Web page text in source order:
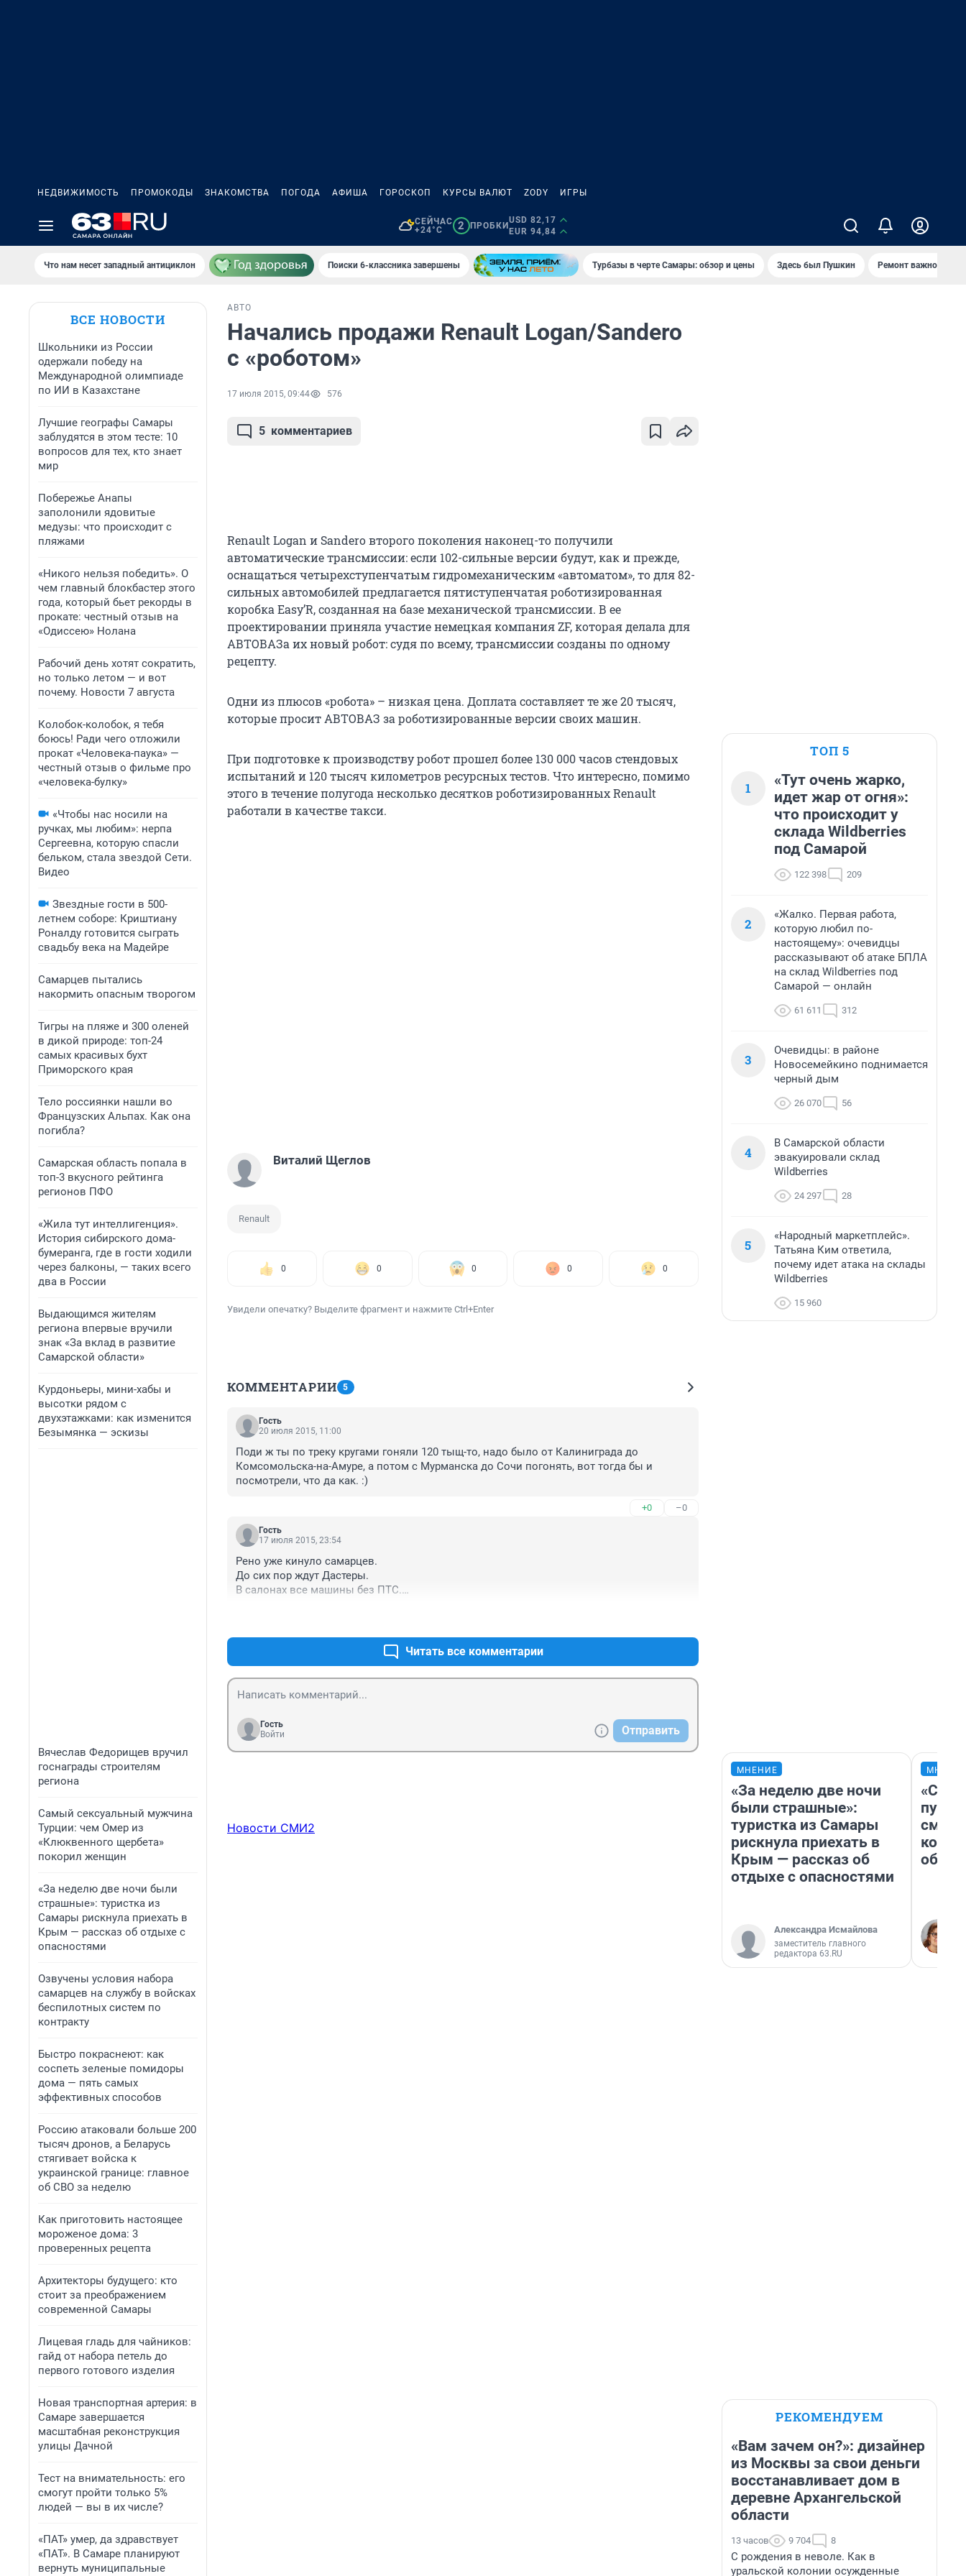
НЕДВИЖИМОСТЬ ПРОМОКОДЫ ЗНАКОМСТВА ПОГОДА АФИША ГОРОСКОП КУРСЫ ВАЛЮТ ZODY ИГРЫ
СЕЙЧАС
+24°C
2 ПРОБКИ
USD 82,17
EUR 94,84
Что нам несет западный антициклон Поиски 6-классника завершены Турбазы в черте Самары: обзор и цены Здесь был Пушкин Ремонт важного
ВСЕ НОВОСТИ
Школьники из России
одержали победу на
Международной олимпиаде
по ИИ в Казахстане
Лучшие географы Самары
заблудятся в этом тесте: 10
вопросов для тех, кто знает
мир
Побережье Анапы
заполонили ядовитые
медузы: что происходит с
пляжами
«Никого нельзя победить». О
чем главный блокбастер этого
года, который бьет рекорды в
прокате: честный отзыв на
«Одиссею» Нолана
Рабочий день хотят сократить,
но только летом — и вот
почему. Новости 7 августа
Колобок-колобок, я тебя
боюсь! Ради чего отложили
прокат «Человека-паука» —
честный отзыв о фильме про
«человека-булку»
«Чтобы нас носили на
ручках, мы любим»: нерпа
Сергеевна, которую спасли
бельком, стала звездой Сети.
Видео
Звездные гости в 500-
летнем соборе: Криштиану
Роналду готовится сыграть
свадьбу века на Мадейре
Самарцев пытались
накормить опасным творогом
Тигры на пляже и 300 оленей
в дикой природе: топ-24
самых красивых бухт
Приморского края
Тело россиянки нашли во
Французских Альпах. Как она
погибла?
Самарская область попала в
топ-3 вкусного рейтинга
регионов ПФО
«Жила тут интеллигенция».
История сибирского дома-
бумеранга, где в гости ходили
через балконы, — таких всего
два в России
Выдающимся жителям
региона впервые вручили
знак «За вклад в развитие
Самарской области»
Курдоньеры, мини-хабы и
высотки рядом с
двухэтажками: как изменится
Безымянка — эскизы
Вячеслав Федорищев вручил
госнаграды строителям
региона
Самый сексуальный мужчина
Турции: чем Омер из
«Клюквенного щербета»
покорил женщин
«За неделю две ночи были
страшные»: туристка из
Самары рискнула приехать в
Крым — рассказ об отдыхе с
опасностями
Озвучены условия набора
самарцев на службу в войсках
беспилотных систем по
контракту
Быстро покраснеют: как
соспеть зеленые помидоры
дома — пять самых
эффективных способов
Россию атаковали больше 200
тысяч дронов, а Беларусь
стягивает войска к
украинской границе: главное
об СВО за неделю
Как приготовить настоящее
мороженое дома: 3
проверенных рецепта
Архитекторы будущего: кто
стоит за преображением
современной Самары
Лицевая гладь для чайников:
гайд от набора петель до
первого готового изделия
Новая транспортная артерия: в
Самаре завершается
масштабная реконструкция
улицы Дачной
Тест на внимательность: его
смогут пройти только 5%
людей — вы в их числе?
«ПАТ» умер, да здравствует
«ПАТ». В Самаре планируют
вернуть муниципальные
АВТО
Начались продажи Renault Logan/Sandero
с «роботом»
17 июля 2015, 09:44 576
5 комментариев
Renault Logan и Sandero второго поколения наконец-то получили
автоматические трансмиссии: если 102-сильные версии будут, как и прежде,
оснащаться четырехступенчатым гидромеханическим «автоматом», то для 82-
сильных автомобилей предлагается пятиступенчатая роботизированная
коробка Easy’R, созданная на базе механической трансмиссии. В ее
проектировании приняла участие немецкая компания ZF, которая делала для
АВТОВАЗа их новый робот: судя по всему, трансмиссии созданы по одному
рецепту.
Одни из плюсов «робота» – низкая цена. Доплата составляет те же 20 тысяч,
которые просит АВТОВАЗ за роботизированные версии своих машин.
При подготовке к производству робот прошел более 130 000 часов стендовых
испытаний и 120 тысяч километров ресурсных тестов. Что интересно, помимо
этого в течение полугода несколько десятков роботизированных Renault
работали в качестве такси.
Виталий Щеглов
Renault
0 0 0 0 0
Увидели опечатку? Выделите фрагмент и нажмите Ctrl+Enter
КОММЕНТАРИИ 5
Гость
20 июля 2015, 11:00
Поди ж ты по треку кругами гоняли 120 тыщ-то, надо было от Калиниграда до
Комсомольска-на-Амуре, а потом с Мурманска до Сочи погонять, вот тогда бы и
посмотрели, что да как. :)
+0 –0
Гость
17 июля 2015, 23:54
Рено уже кинуло самарцев.
До сих пор ждут Дастеры.
В салонах все машины без ПТС.
Читать все комментарии
Гость
Войти
Отправить
Новости СМИ2
ТОП 5
1
«Тут очень жарко,
идет жар от огня»:
что происходит у
склада Wildberries
под Самарой
122 398 209
2
«Жалко. Первая работа,
которую любил по-
настоящему»: очевидцы
рассказывают об атаке БПЛА
на склад Wildberries под
Самарой — онлайн
61 611 312
3
Очевидцы: в районе
Новосемейкино поднимается
черный дым
26 070 56
4
В Самарской области
эвакуировали склад
Wildberries
24 297 28
5
«Народный маркетплейс».
Татьяна Ким ответила,
почему идет атака на склады
Wildberries
15 960
МНЕНИЕ
«За неделю две ночи
были страшные»:
туристка из Самары
рискнула приехать в
Крым — рассказ об
отдыхе с опасностями
Александра Исмайлова
заместитель главного
редактора 63.RU
РЕКОМЕНДУЕМ
«Вам зачем он?»: дизайнер
из Москвы за свои деньги
восстанавливает дом в
деревне Архангельской
области
13 часов 9 704 8
С рождения в неволе. Как в
уральской колонии осужденные